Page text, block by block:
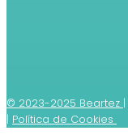
© 2023-2025 Beartez |
| Política de Cookies